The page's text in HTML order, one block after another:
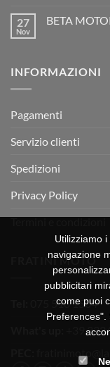
è
arrivata
Motocross
èBeta
27
Nov
BETA
MOTOR
INFORMAZIONI
Pagamenti
Servizio clienti
Spedizioni
Privacy Policy
Termini e condizioni
FRATINI MOTO
075 518 1504
+39
Utilizziamo
navigazione
pubblicitari
come puoi
Preferences".